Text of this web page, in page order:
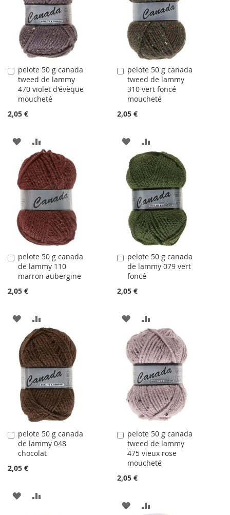
LISTE
D'ACHATS
LISTE
D'ACHATS
pelote 50 g canada
tweed de lammy
470 violet d'évèque
moucheté
2,05 €
Ajouter
au
panier
AJOUTER
À
LA
LISTE
D'ACHATS
AU
COMPARATEUR
pelote 50 g canada
tweed de lammy
310 vert foncé
moucheté
2,05 €
Ajouter
au
panier
AJOUTER
À
LA
LISTE
D'ACHATS
AU
COMPARATEUR
pelote 50 g canada
de lammy 110
marron aubergine
2,05 €
Ajouter
au
panier
AJOUTER
À
LA
LISTE
D'ACHATS
AU
COMPARATEUR
pelote 50 g canada
de lammy 079 vert
foncé
2,05 €
Ajouter
au
panier
AJOUTER
À
LA
LISTE
D'ACHATS
AU
COMPARATEUR
pelote 50 g canada
de lammy 048
chocolat
2,05 €
Ajouter
au
panier
AJOUTER
pelote 50 g canada
tweed de lammy
475 vieux rose
moucheté
2,05 €
Ajouter
au
panier
AJOUTER